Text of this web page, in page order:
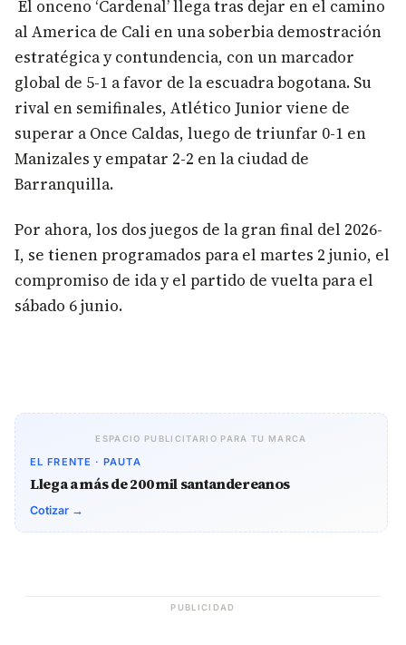
El onceno ‘Cardenal’ llega tras dejar en el camino
al America de Cali en una soberbia demostración
estratégica y contundencia, con un marcador
global de 5-1 a favor de la escuadra bogotana. Su
rival en semifinales, Atlético Junior viene de
superar a Once Caldas, luego de triunfar 0-1 en
Manizales y empatar 2-2 en la ciudad de
Barranquilla.
Por ahora, los dos juegos de la gran final del 2026-
I, se tienen programados para el martes 2 junio, el
compromiso de ida y el partido de vuelta para el
sábado 6 junio.
ESPACIO PUBLICITARIO PARA TU MARCA
EL FRENTE · PAUTA
Llega a más de 200 mil santandereanos
Cotizar →
PUBLICIDAD